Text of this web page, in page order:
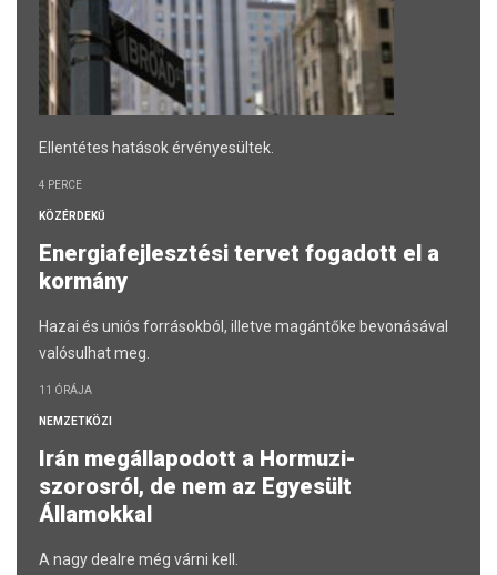
Ellentétes hatások érvényesültek.
4 PERCE
KÖZÉRDEKŰ
Energiafejlesztési tervet fogadott el a
kormány
Hazai és uniós forrásokból, illetve magántőke bevonásával
valósulhat meg.
11 ÓRÁJA
NEMZETKÖZI
Irán megállapodott a Hormuzi-
szorosról, de nem az Egyesült
Államokkal
A nagy dealre még várni kell.